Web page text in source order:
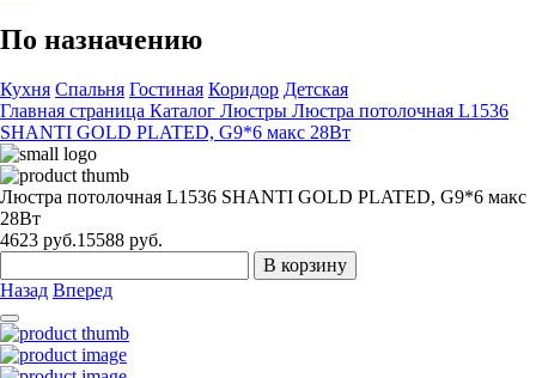
По назначению
Кухня Спальня Гостиная Коридор Детская
Главная страница Каталог Люстры Люстра потолочная L1536
SHANTI GOLD PLATED, G9*6 макс 28Вт
Люстра потолочная L1536 SHANTI GOLD PLATED, G9*6 макс
28Вт
4623 руб.15588 руб.
В корзину
Назад Вперед